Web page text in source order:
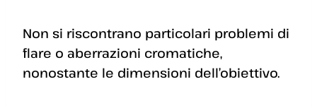
Non si riscontrano particolari problemi di
flare o aberrazioni cromatiche,
nonostante le dimensioni dell’obiettivo.